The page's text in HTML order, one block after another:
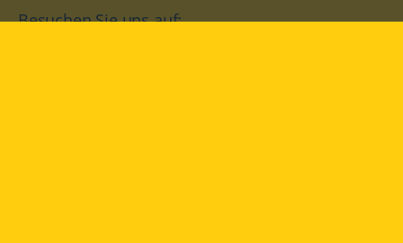
Besuchen Sie uns auf: